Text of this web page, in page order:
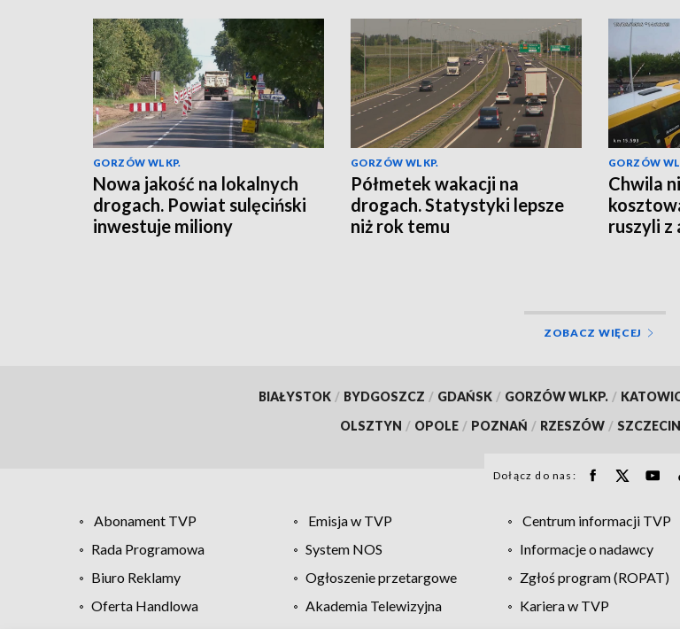
GORZÓW WLKP.
Nowa jakość na lokalnych
drogach. Powiat sulęciński
inwestuje miliony
GORZÓW WLKP.
Półmetek wakacji na
drogach. Statystyki lepsze
niż rok temu
GORZÓW
Chwila
ruszyli z
ZOBACZ WIĘCEJ
BIAŁYSTOK / BYDGOSZCZ / GDAŃSK / GORZÓW WLKP. /
OLSZTYN / OPOLE / POZNAŃ / RZESZÓW / SZCZECIN
Dołącz do nas:
Abonament TVP Emisja w TVP Centrum informacji TVP
Rada Programowa
System NOS Informacje o nadawcy
Biuro Reklamy
Ogłoszenie przetargowe Zgłoś program (ROPAT)
Oferta Handlowa
Akademia Telewizyjna Kariera w TVP